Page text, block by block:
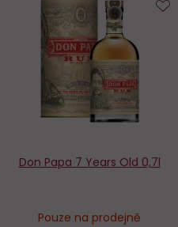
oblíbených
Don Papa 7 Years Old 0,7l
Pouze na prodejně